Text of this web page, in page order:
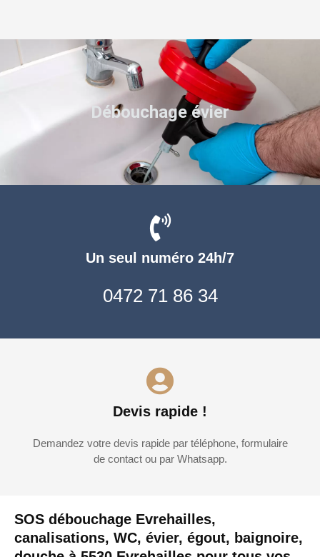
SOS débouchage Evrehailles,
canalisations, WC, évier, égout, baignoire,
Un seul numéro 24h/7
0472 71 86 34
Devis rapide !
Demandez votre devis rapide par téléphone, formulaire
de contact ou par Whatsapp.
Débouchage évier